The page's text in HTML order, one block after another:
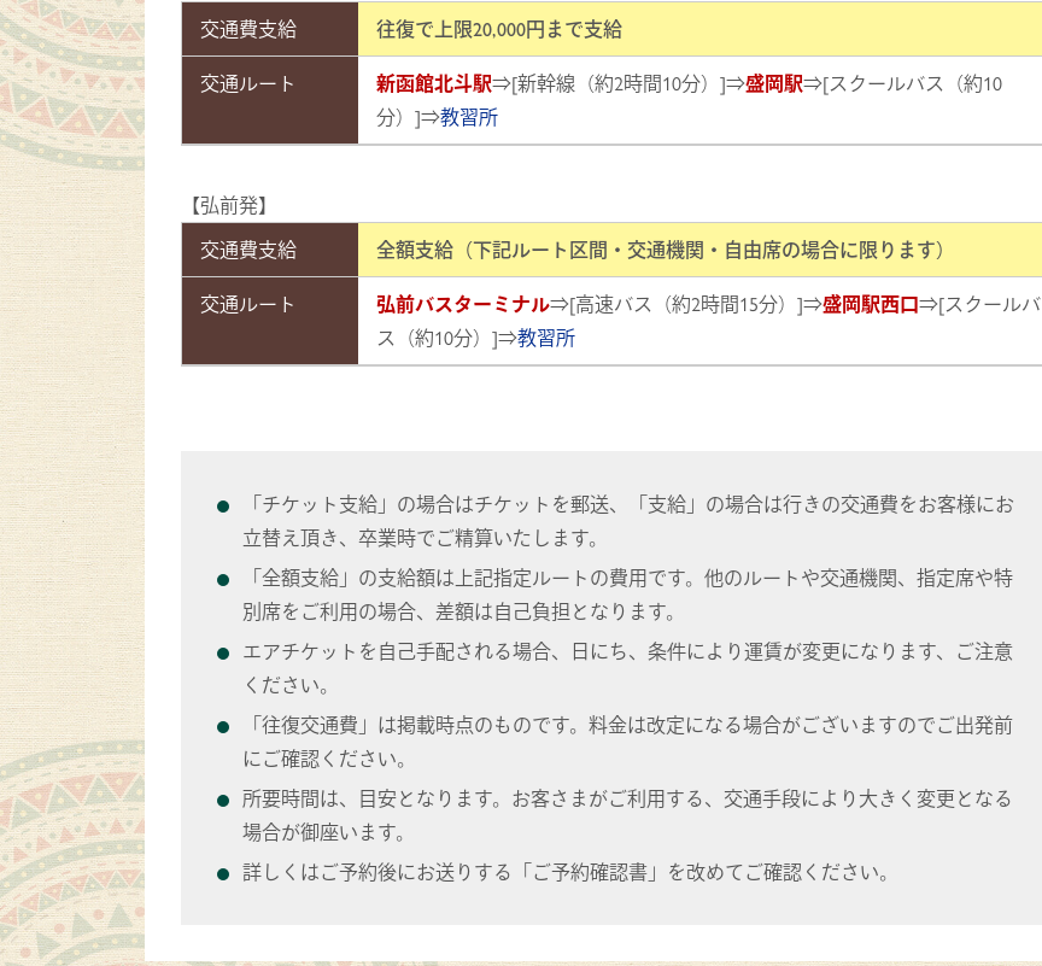
交通費支給
往復で上限20,000円まで支給
交通ルート
新函館北斗駅⇒[新幹線（約2時間10分）]⇒盛岡駅⇒[スクールバス（約10
分）]⇒教習所
【弘前発】
交通費支給
全額支給（下記ルート区間・交通機関・自由席の場合に限ります）
交通ルート
弘前バスターミナル⇒[高速バス（約2時間15分）]⇒盛岡駅西口⇒[スクールバ
ス（約10分）]⇒教習所
「チケット支給」の場合はチケットを郵送、「支給」の場合は行きの交通費をお客様にお
立替え頂き、卒業時でご精算いたします。
「全額支給」の支給額は上記指定ルートの費用です。他のルートや交通機関、指定席や特
別席をご利用の場合、差額は自己負担となります。
エアチケットを自己手配される場合、日にち、条件により運賃が変更になります、ご注意
ください。
「往復交通費」は掲載時点のものです。料金は改定になる場合がございますのでご出発前
にご確認ください。
所要時間は、目安となります。お客さまがご利用する、交通手段により大きく変更となる
場合が御座います。
詳しくはご予約後にお送りする「ご予約確認書」を改めてご確認ください。